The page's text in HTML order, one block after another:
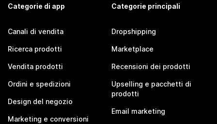
Categorie di app
Canali di vendita
Ricerca prodotti
Vendita prodotti
Ordini e spedizioni
Design del negozio
Marketing e conversioni
Categorie principali
Dropshipping
Marketplace
Recensioni dei prodotti
Upselling e pacchetti di
prodotti
Email marketing